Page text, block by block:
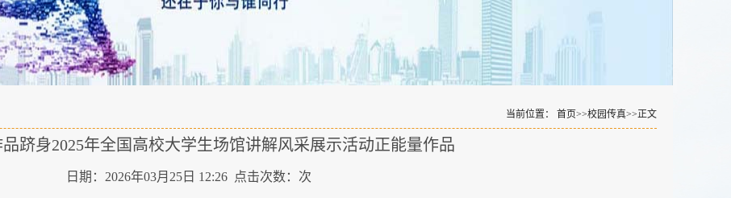
当前位置： 首页>>校园传真>>正文
跻身2025年全国高校大学生场馆讲解风采展示活动正能量作品
日期：2026年03月25日 12:26 点击次数： 次